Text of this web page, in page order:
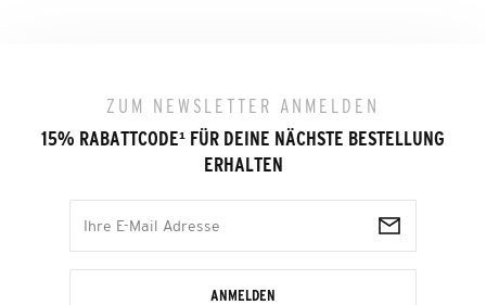
ZUM NEWSLETTER ANMELDEN
15% RABATTCODE¹ FÜR DEINE NÄCHSTE BESTELLUNG
ERHALTEN
ANMELDEN